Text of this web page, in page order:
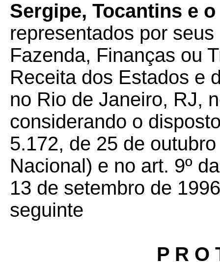
Sergipe, Tocantins e
representados por
Fazenda, Finanças ou
Receita dos Estados e
no Rio de Janeiro, RJ,
considerando o
5.172, de 25 de
Nacional) e no art. 9º
13 de setembro de
seguinte
P R O